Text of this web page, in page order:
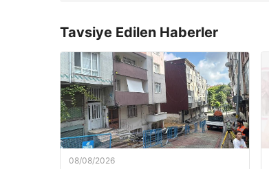
Tavsiye Edilen Haberler
08/08/2026